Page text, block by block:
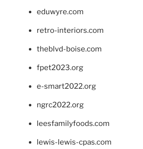
eduwyre.com
retro-interiors.com
theblvd-boise.com
fpet2023.org
e-smart2022.org
ngrc2022.org
leesfamilyfoods.com
lewis-lewis-cpas.com